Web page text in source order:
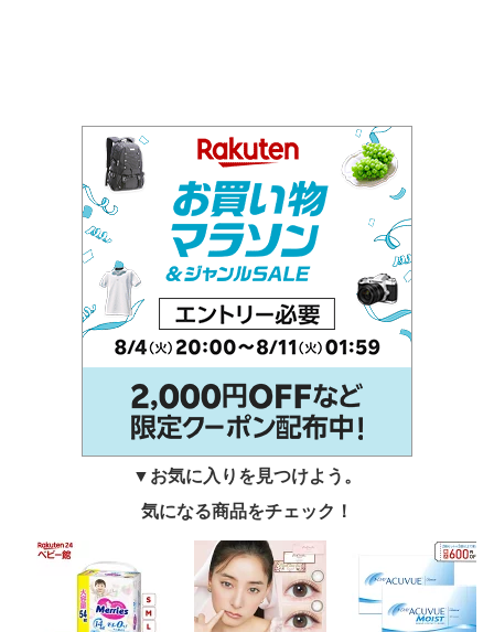
▼お気に入りを見つけよう。
気になる商品をチェック！